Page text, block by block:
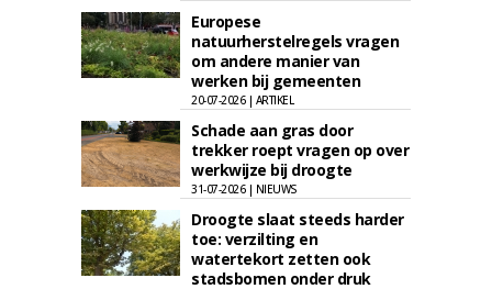
Europese
natuurherstelregels vragen
om andere manier van
werken bij gemeenten
20-07-2026 | ARTIKEL
Schade aan gras door
trekker roept vragen op over
werkwijze bij droogte
31-07-2026 | NIEUWS
Droogte slaat steeds harder
toe: verzilting en
watertekort zetten ook
stadsbomen onder druk